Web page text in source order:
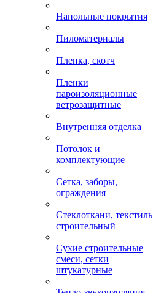
Напольные покрытия
Пиломатериалы
Пленка, скотч
Пленки
пароизоляционные
ветрозащитные
Внутренняя отделка
Потолок и
комплектующие
Сетка, заборы,
ограждения
Стеклоткани, текстиль
строительный
Сухие строительные
смеси, сетки
штукатурные